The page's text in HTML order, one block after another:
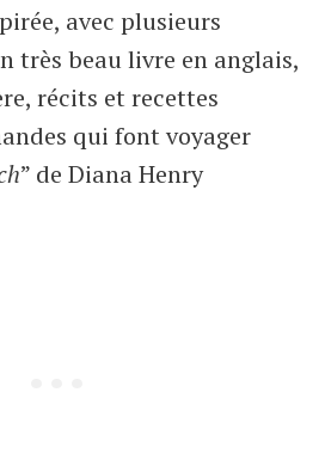
avec plusieurs
très beau livre en anglais,
récits et recettes
qui font voyager
” de Diana Henry